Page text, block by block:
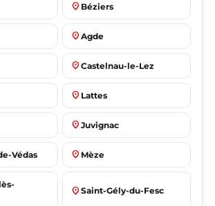
place Béziers
place Agde
place Castelnau-le-Lez
place Lattes
place Juvignac
Védas place Mèze
place Saint-Gély-du-Fesc